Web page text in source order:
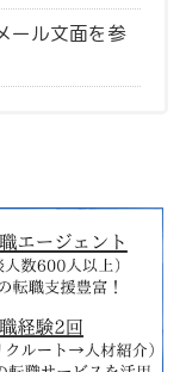
ール文面を参